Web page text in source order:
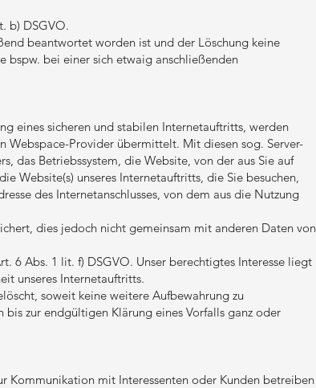
b) DSGVO.
beantwortet worden ist und der Löschung keine
bspw. bei einer sich etwaig anschließenden
eines sicheren und stabilen Internetauftritts, werden
Webspace-Provider übermittelt. Mit diesen sog. Server-
das Betriebssystem, die Website, von der aus Sie auf
Website(s) unseres Internetauftritts, die Sie besuchen,
des Internetanschlusses, von dem aus die Nutzung
dies jedoch nicht gemeinsam mit anderen Daten von
6 Abs. 1 lit. f) DSGVO. Unser berechtigtes Interesse liegt
unseres Internetauftritts.
soweit keine weitere Aufbewahrung zu
zur endgültigen Klärung eines Vorfalls ganz oder
Kommunikation mit Interessenten oder Kunden betreiben